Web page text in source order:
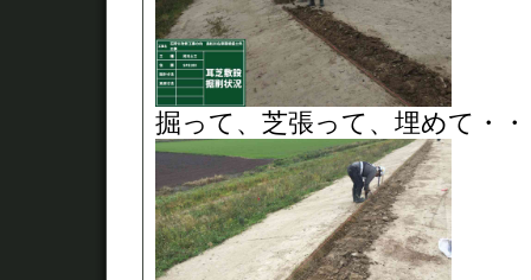
掘って、芝張って、埋めて・